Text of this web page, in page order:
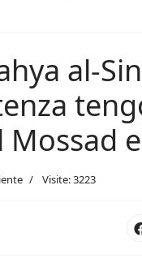
al-
Mossad
Visite: 3223